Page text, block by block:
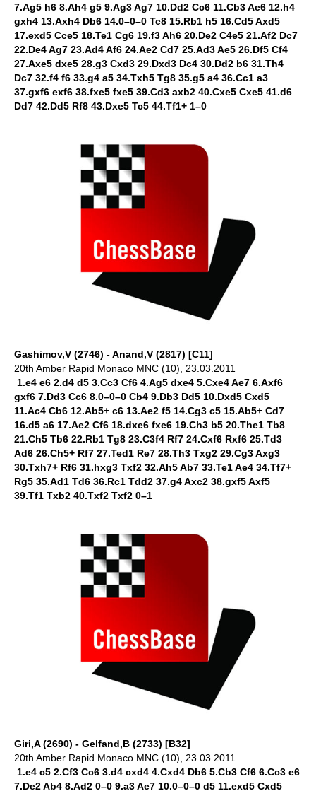
7.Ag5 h6 8.Ah4 g5 9.Ag3 Ag7 10.Dd2 Cc6 11.Cb3 Ae6 12.h4
gxh4 13.Axh4 Db6 14.0–0–0 Tc8 15.Rb1 h5 16.Cd5 Axd5
17.exd5 Cce5 18.Te1 Cg6 19.f3 Ah6 20.De2 C4e5 21.Af2 Dc7
22.De4 Ag7 23.Ad4 Af6 24.Ae2 Cd7 25.Ad3 Ae5 26.Df5 Cf4
27.Axe5 dxe5 28.g3 Cxd3 29.Dxd3 Dc4 30.Dd2 b6 31.Th4
Dc7 32.f4 f6 33.g4 a5 34.Txh5 Tg8 35.g5 a4 36.Cc1 a3
37.gxf6 exf6 38.fxe5 fxe5 39.Cd3 axb2 40.Cxe5 Cxe5 41.d6
Dd7 42.Dd5 Rf8 43.Dxe5 Tc5 44.Tf1+ 1–0
Gashimov,V (2746) - Anand,V (2817) [C11]
20th Amber Rapid Monaco MNC (10), 23.03.2011
1.e4 e6 2.d4 d5 3.Cc3 Cf6 4.Ag5 dxe4 5.Cxe4 Ae7 6.Axf6
gxf6 7.Dd3 Cc6 8.0–0–0 Cb4 9.Db3 Dd5 10.Dxd5 Cxd5
11.Ac4 Cb6 12.Ab5+ c6 13.Ae2 f5 14.Cg3 c5 15.Ab5+ Cd7
16.d5 a6 17.Ae2 Cf6 18.dxe6 fxe6 19.Ch3 b5 20.The1 Tb8
21.Ch5 Tb6 22.Rb1 Tg8 23.C3f4 Rf7 24.Cxf6 Rxf6 25.Td3
Ad6 26.Ch5+ Rf7 27.Ted1 Re7 28.Th3 Txg2 29.Cg3 Axg3
30.Txh7+ Rf6 31.hxg3 Txf2 32.Ah5 Ab7 33.Te1 Ae4 34.Tf7+
Rg5 35.Ad1 Td6 36.Rc1 Tdd2 37.g4 Axc2 38.gxf5 Axf5
39.Tf1 Txb2 40.Txf2 Txf2 0–1
Giri,A (2690) - Gelfand,B (2733) [B32]
20th Amber Rapid Monaco MNC (10), 23.03.2011
1.e4 c5 2.Cf3 Cc6 3.d4 cxd4 4.Cxd4 Db6 5.Cb3 Cf6 6.Cc3 e6
7.De2 Ab4 8.Ad2 0–0 9.a3 Ae7 10.0–0–0 d5 11.exd5 Cxd5